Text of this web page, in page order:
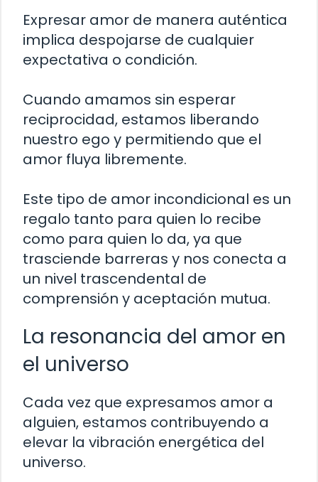
Expresar amor de manera auténtica
implica despojarse de cualquier
expectativa o condición.
Cuando amamos sin esperar
reciprocidad, estamos liberando
nuestro ego y permitiendo que el
amor fluya libremente.
Este tipo de amor incondicional es un
regalo tanto para quien lo recibe
como para quien lo da, ya que
trasciende barreras y nos conecta a
un nivel trascendental de
comprensión y aceptación mutua.
La resonancia del amor en
el universo
Cada vez que expresamos amor a
alguien, estamos contribuyendo a
elevar la vibración energética del
universo.